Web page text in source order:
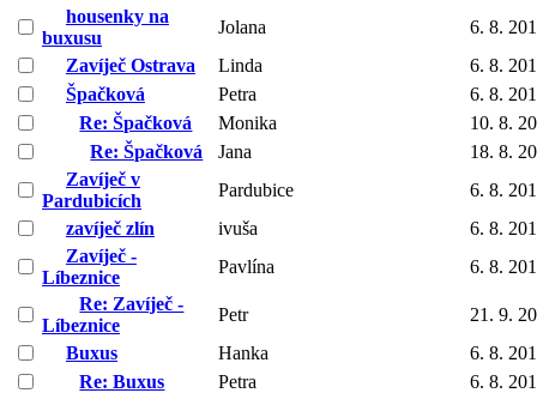
housenky na
buxusu
Jolana
6. 8.
Zavíječ Ostrava
Linda
6. 8.
Špačková
Petra
6. 8.
Re: Špačková
Monika
10. 8.
Re: Špačková
Jana
18. 8.
Zavíječ v
Pardubicích
Pardubice
6. 8.
zavíječ zlín
ivuša
6. 8.
Zavíječ -
Líbeznice
Pavlína
6. 8.
Re: Zavíječ -
Líbeznice
Petr
21. 9.
Buxus
Hanka
6. 8.
Re: Buxus
Petra 6. 8.